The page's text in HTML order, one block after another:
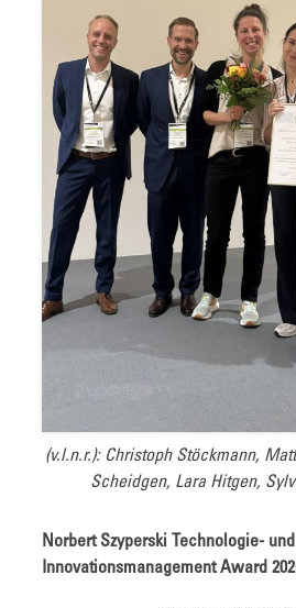
(v.l.n.r.): Christoph Stöckmann,
Scheidgen, Lara Hitgen,
Norbert Szyperski Technologie- und
Innovationsmanagement Award